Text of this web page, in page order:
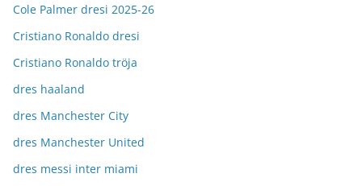
Cole Palmer dresi 2025-26
Cristiano Ronaldo dresi
Cristiano Ronaldo tröja
dres haaland
dres Manchester City
dres Manchester United
dres messi inter miami